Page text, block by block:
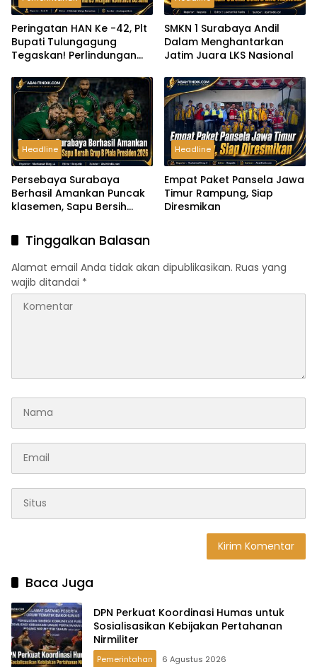
Peringatan HAN Ke -42, Plt
Bupati Tulungagung
Tegaskan! Perlindungan
Komitmen Bersama
SMKN 1 Surabaya Andil
Dalam Menghantarkan
Jatim Juara LKS Nasional
Headline
Persebaya Surabaya
Berhasil Amankan Puncak
klasemen, Sapu Bersih
Headline
Empat Paket Pansela Jawa
Timur Rampung, Siap
Diresmikan
Tinggalkan Balasan
Alamat email Anda tidak akan dipublikasikan. Ruas yang
wajib ditandai *
Baca Juga
DPN Perkuat Koordinasi Humas untuk
Sosialisasikan Kebijakan Pertahanan
Nirmiliter
Pemerintahan 6 Agustus 2026